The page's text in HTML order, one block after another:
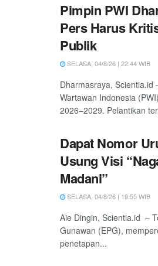
Pimpin PWI
Pers Harus
Publik
SELASA, 04/8/26 | 22:44 WIB
Dharmasraya,
Wartawan Indonesia
2026–2029. Pelantikan
Dapat Nomor
Usung Visi
Madani”
SELASA, 04/8/26 | 19:55 WIB
Aie Dingin, Scientia.id –
Gunawan (EPG),
penetapan...